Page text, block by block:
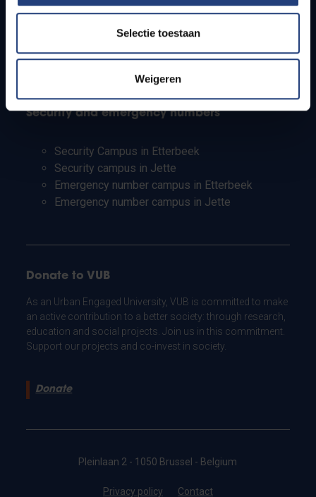
Selectie toestaan
Weigeren
Staff
Teachers and secondary schools
Working students
International students
Security and emergency numbers
Security Campus in Etterbeek
Security campus in Jette
Emergency number campus in Etterbeek
Emergency number campus in Jette
Donate to VUB
As an Urban Engaged University, VUB is committed to make
an active contribution to a better society: through research,
education and social projects. Join us in this commitment.
Support our projects and co-invest in society.
Donate
Pleinlaan 2 - 1050 Brussel - Belgium
Privacy policy Contact